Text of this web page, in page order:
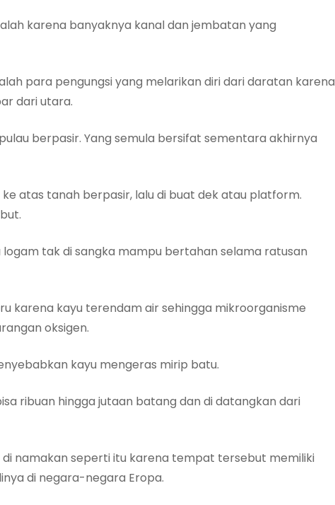
karena banyaknya kanal dan jembatan yang
para pengungsi yang melarikan diri dari daratan karena
dari utara.
berpasir. Yang semula bersifat sementara akhirnya
atas tanah berpasir, lalu di buat dek atau platform.
tak di sangka mampu bertahan selama ratusan
karena kayu terendam air sehingga mikroorganisme
oksigen.
kayu mengeras mirip batu.
ribuan hingga jutaan batang dan di datangkan dari
namakan seperti itu karena tempat tersebut memiliki
di negara-negara Eropa.